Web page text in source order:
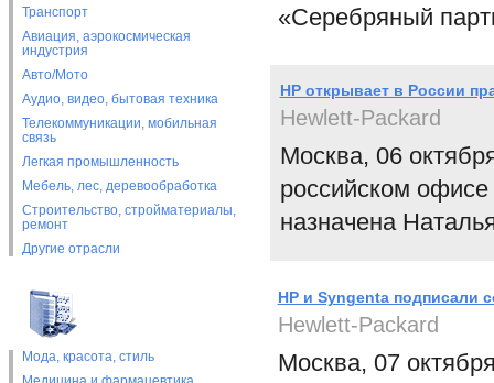
Транспорт
Авиация, аэрокосмическая
индустрия
Авто/Мото
Аудио, видео, бытовая техника
Телекоммуникации, мобильная
связь
Легкая промышленность
Мебель, лес, деревообработка
Строительство, стройматериалы,
ремонт
Другие отрасли
Мода, красота, стиль
«Серебряный
НР открывает в России
Hewlett-Packard
Москва, 06
российском офисе
назначена
НР и Syngenta подписали
Hewlett-Packard
Москва, 07